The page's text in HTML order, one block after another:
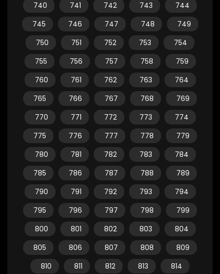
740
741 742 743
744
745
746 747 748
749
750
751 752 753
754
755
756 757 758
759
760
761 762 763
764
765
766 767 768
769
770
771 772 773
774
775
776 777 778
779
780
781 782 783
784
785
786 787 788
789
790
791 792 793
794
795
796 797 798
799
800
801 802 803
804
805
806 807 808
809
810
811 812 813
814